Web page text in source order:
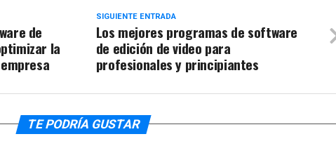
SIGUIENTE ENTRADA
Los mejores programas de software
de edición de video para
profesionales y principiantes
de
la
TE PODRÍA GUSTAR